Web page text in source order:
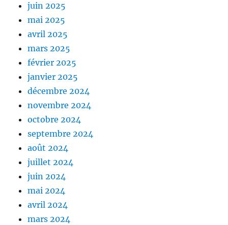
juin 2025
mai 2025
avril 2025
mars 2025
février 2025
janvier 2025
décembre 2024
novembre 2024
octobre 2024
septembre 2024
août 2024
juillet 2024
juin 2024
mai 2024
avril 2024
mars 2024